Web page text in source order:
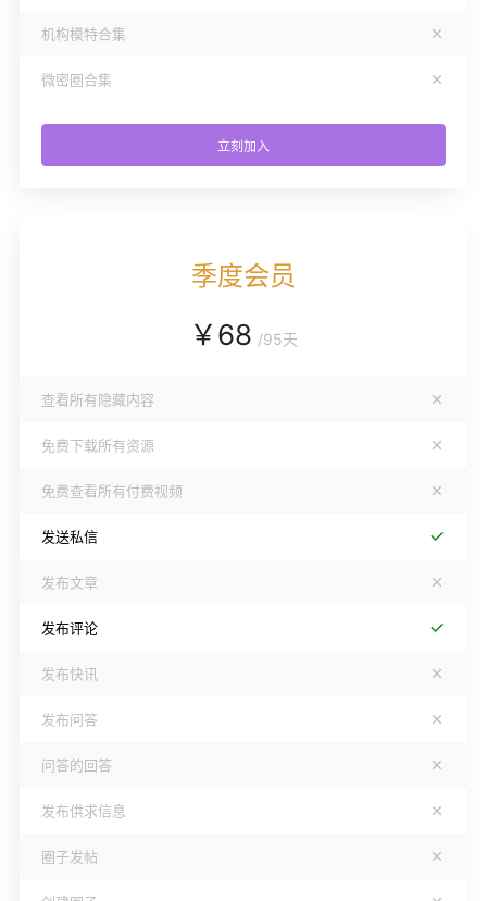
机构模特合集
微密圈合集
立刻加入
季度会员
￥68 /95天
查看所有隐藏内容
免费下载所有资源
免费查看所有付费视频
发送私信
发布文章
发布评论
发布快讯
发布问答
问答的回答
发布供求信息
圈子发帖